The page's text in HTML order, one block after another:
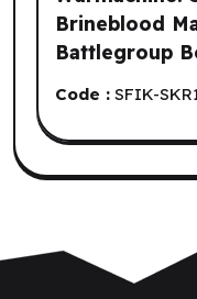
Brineblood
Battlegroup
Code : SFIK-